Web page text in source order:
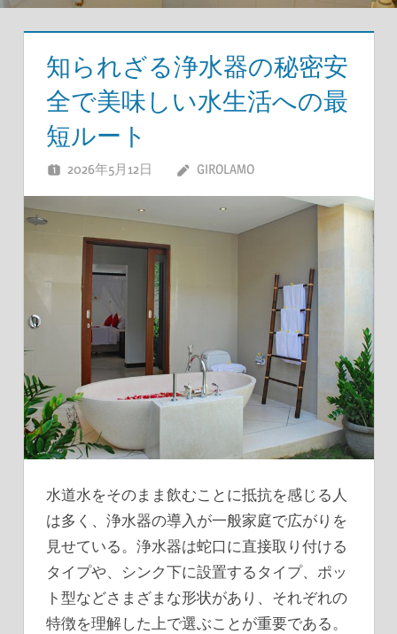
知られざる浄水器の秘密安
全で美味しい水生活への最
短ルート
2026年5月12日 GIROLAMO
水道水をそのまま飲むことに抵抗を感じる人
は多く、浄水器の導入が一般家庭で広がりを
見せている。 浄水器は蛇口に直接取り付ける
タイプや、シンク下に設置するタイプ、ポッ
ト型などさまざまな形状があり、それぞれの
特徴を理解した上で選ぶことが重要である。